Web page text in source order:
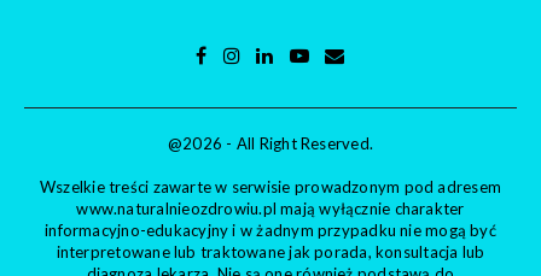
@2026 - All Right Reserved.
Wszelkie treści zawarte w serwisie prowadzonym pod adresem
www.naturalnieozdrowiu.pl mają wyłącznie charakter
informacyjno-edukacyjny i w żadnym przypadku nie mogą być
interpretowane lub traktowane jak porada, konsultacja lub